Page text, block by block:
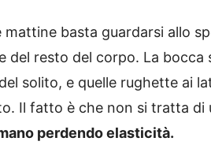
mattine basta guardarsi allo
del resto del corpo. La bocca
solito, e quelle rughette ai
Il fatto è che non si tratta di
perdendo elasticità.